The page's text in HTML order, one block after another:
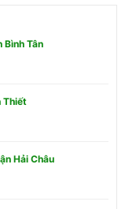
Bình Tân
Thiết
Hải Châu